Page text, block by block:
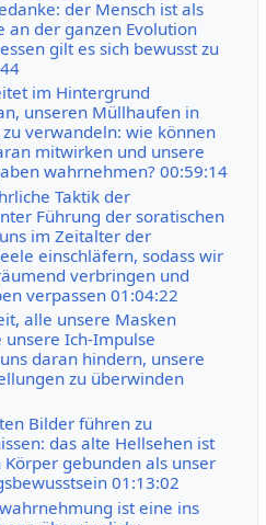
der Mensch ist als
an der ganzen Evolution
gilt es sich bewusst zu
im Hintergrund
unseren Müllhaufen in
zu verwandeln: wie können
mitwirken und unsere
wahrnehmen? 00:59:14
Taktik der
Führung der soratischen
im Zeitalter der
einschläfern, sodass wir
verbringen und
verpassen 01:04:22
alle unsere Masken
unsere Ich-Impulse
daran hindern, unsere
zu überwinden
Bilder führen zu
das alte Hellsehen ist
gebunden als unser
01:13:02
ist eine ins